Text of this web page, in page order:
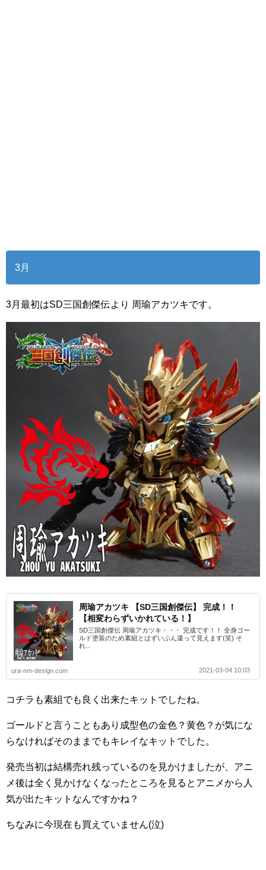
3月
3月最初はSD三国創傑伝より 周瑜アカツキです。
周瑜アカツキ 【SD三国創傑伝】 完成！！
【相変わらずいかれている！】
SD三国創傑伝 周瑜アカツキ・・・ 完成です！！ 全身ゴー
ルド塗装のため素組とはずいぶん違って見えます(笑) そ
れ...
ura-nm-design.com 2021-03-04 10:03
コチラも素組でも良く出来たキットでしたね。
ゴールドと言うこともあり成型色の金色？黄色？が気にな
らなければそのままでもキレイなキットでした。
発売当初は結構売れ残っているのを見かけましたが、アニ
メ後は全く見かけなくなったところを見るとアニメから人
気が出たキットなんですかね？
ちなみに今現在も買えていません(泣)